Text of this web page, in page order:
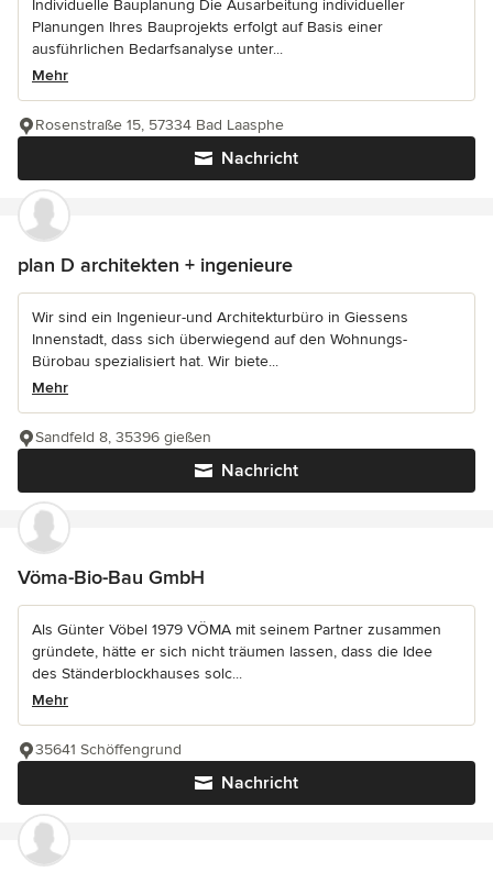
Individuelle Bauplanung Die Ausarbeitung individueller
Planungen Ihres Bauprojekts erfolgt auf Basis einer
ausführlichen Bedarfsanalyse unter...
Mehr
Nachricht
Rosenstraße 15, 57334 Bad Laasphe
plan D architekten + ingenieure
Wir sind ein Ingenieur-und Architekturbüro in Giessens
Innenstadt, dass sich überwiegend auf den Wohnungs-
Bürobau spezialisiert hat. Wir biete...
Mehr
Nachricht
Sandfeld 8, 35396 gießen
Vöma-Bio-Bau GmbH
Als Günter Vöbel 1979 VÖMA mit seinem Partner zusammen
gründete, hätte er sich nicht träumen lassen, dass die Idee
des Ständerblockhauses solc...
Mehr
Nachricht
35641 Schöffengrund